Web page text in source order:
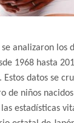
analizaron los
1968 hasta
datos se
de niños
estadísticas